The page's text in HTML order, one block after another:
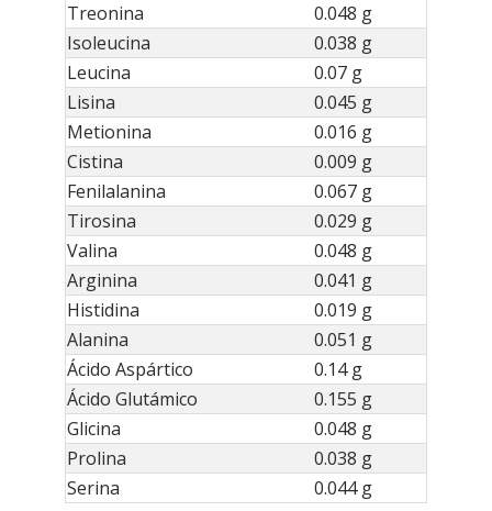
Treonina
0.048 g
Isoleucina
0.038 g
Leucina
0.07 g
Lisina
0.045 g
Metionina
0.016 g
Cistina
0.009 g
Fenilalanina
0.067 g
Tirosina
0.029 g
Valina
0.048 g
Arginina
0.041 g
Histidina
0.019 g
Alanina
0.051 g
Ácido Aspártico
0.14 g
Ácido Glutámico
0.155 g
Glicina
0.048 g
Prolina
0.038 g
Serina
0.044 g